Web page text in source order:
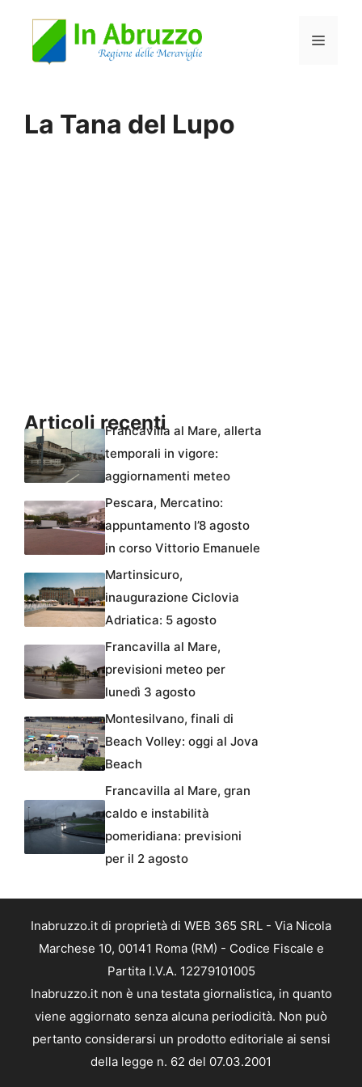
Menu
La Tana del Lupo
Articoli recentiFrancavilla al Mare, allerta
temporali in vigore:
aggiornamenti meteo
Pescara, Mercatino:
appuntamento l’8 agosto
in corso Vittorio Emanuele
Martinsicuro,
inaugurazione Ciclovia
Adriatica: 5 agosto
Francavilla al Mare,
previsioni meteo per
lunedì 3 agosto
Montesilvano, finali di
Beach Volley: oggi al Jova
Beach
Francavilla al Mare, gran
caldo e instabilità
pomeridiana: previsioni
per il 2 agosto
Inabruzzo.it di proprietà di WEB 365 SRL - Via Nicola
Marchese 10, 00141 Roma (RM) - Codice Fiscale e
Partita I.V.A. 12279101005
Inabruzzo.it non è una testata giornalistica, in quanto
viene aggiornato senza alcuna periodicità. Non può
pertanto considerarsi un prodotto editoriale ai sensi
della legge n. 62 del 07.03.2001